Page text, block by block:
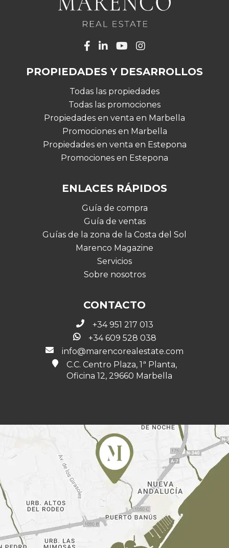
PROPIEDADES Y DESARROLLOS
Todas las propiedades
Todas las promociones
Propiedades en venta en Marbella
Promociones en Marbella
Propiedades en venta en Estepona
Promociones en Estepona
ENLACES RÁPIDOS
Guía de compra
Guía de ventas
Guías de la zona de la Costa del Sol
Marenco Magazine
Servicios
Sobre nosotros
CONTACTO
+34 951 217 013
+34 609 528 038
info@marencorealestate.com
C.C. Centro Plaza, 1ª Planta,
Oficina 12, 29660 Marbella